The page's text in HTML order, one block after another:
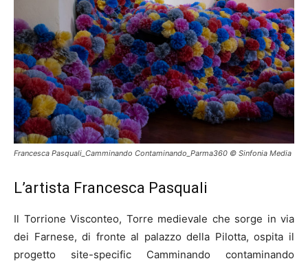
Francesca Pasquali_Camminando Contaminando_Parma360 © Sinfonia Media
L’artista Francesca Pasquali
Il Torrione Visconteo, Torre medievale che sorge in via
dei Farnese, di fronte al palazzo della Pilotta, ospita il
progetto site-specific Camminando contaminando